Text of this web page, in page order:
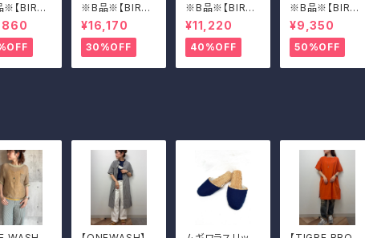
【BIRKE
】Mon
3
※B品※【BIRKE
NSTOCK】Mon
tana/CUOIO 3
9
¥16,170
30%OFF
※B品※【BIRKE
N STOCK】Ma
drid Big Buckl
e/マドリッド ビッ
グバックル 39
¥11,220
40%OFF
※B品※【BIRKE
N STOCK】Ma
drid Big Buckl
e/マドリッド ビッ
グバックル 39
¥9,350
50%OFF